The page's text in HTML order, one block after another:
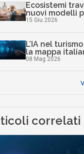
Ecosistemi
nuovi modelli
15 Giu 2026
L’IA nel
la mappa
08 Mag 2026
correlati